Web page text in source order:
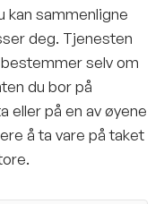
kan sammenligne
deg. Tjenesten
selv om
du bor på
eller på en av øyene
å ta vare på taket